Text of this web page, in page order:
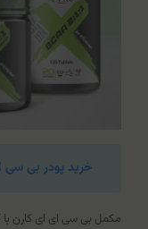
خرید پودر بی سی ای ای
مکمل بی سی ای ای کارن با